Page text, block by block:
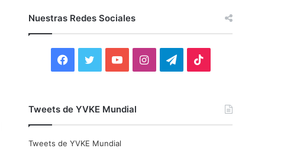
Nuestras Redes Sociales
F
c
i
Y
u
I
T
Tweets de YVKE Mundial
Tweets de YVKE Mundial